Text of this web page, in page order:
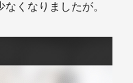
くなりましたが。